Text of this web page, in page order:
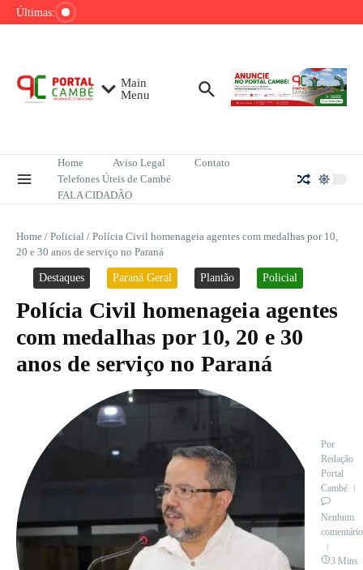
Ir para o conteúdo
Últimas:
Mega-Sena sorteia R$ 165 milhões neste
sobre redução do desmatamento na Amazônia
Main
Menu
Home Aviso Legal
Contato
Telefones Úteis de Cambé
FALA CIDADÃO
Home / Policial / Polícia Civil homenageia agentes com medalhas por 10,
20 e 30 anos de serviço no Paraná
Destaques Paraná Geral Plantão Policial
Polícia Civil homenageia agentes
com medalhas por 10, 20 e 30
anos de serviço no Paraná
Por
Redação
Portal
Cambé
Nenhum
comentário
3 Mins